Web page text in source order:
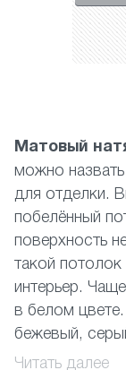
Матовый
можно
для отделки.
побелённый
поверхность
такой
интерьер.
в белом
бежевый,
Читать далее